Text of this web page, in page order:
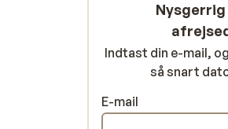
Indtast din e-mail,
så snart
E-mail